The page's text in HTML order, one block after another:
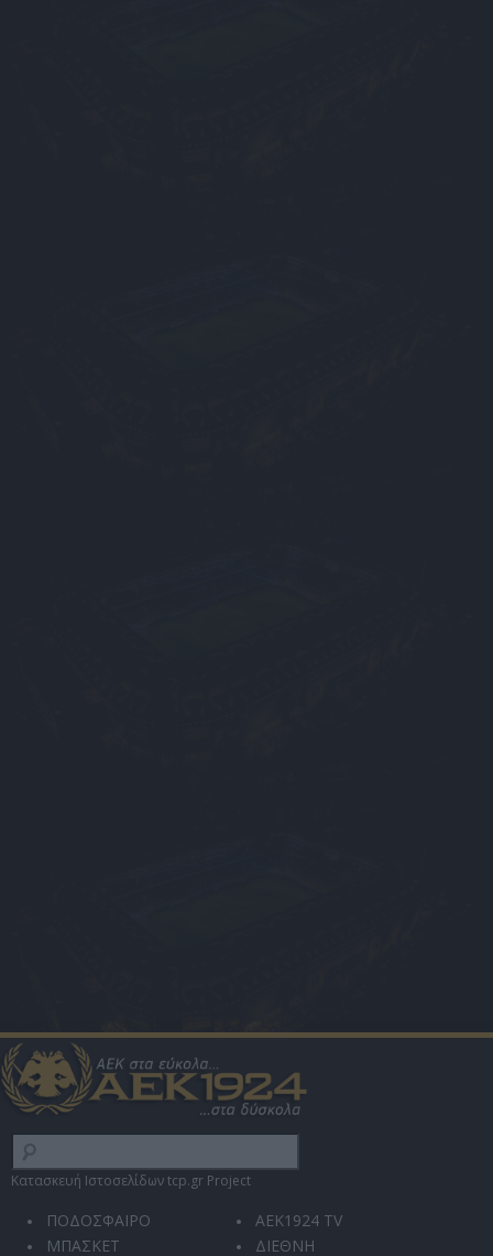
Κατασκευή Ιστοσελίδων tcp.gr Project
ΠΟΔΟΣΦΑΙΡΟ
ΜΠΑΣΚΕΤ
AEK1924 TV
ΔΙΕΘΝΗ